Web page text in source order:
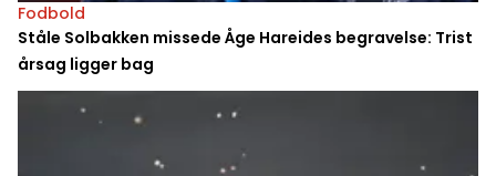
Fodbold
Ståle Solbakken missede Åge Hareides begravelse: Trist
årsag ligger bag